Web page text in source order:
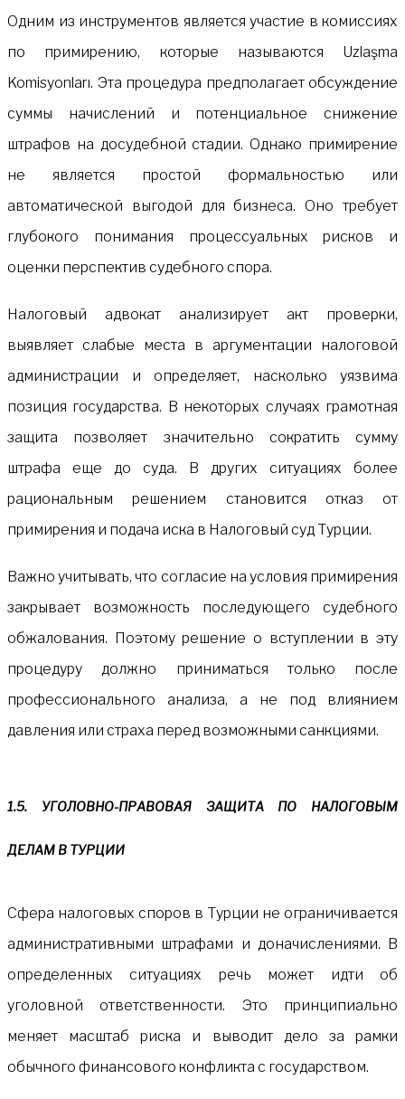
Одним из инструментов является участие в комиссиях
по примирению, которые называются Uzlaşma
Komisyonları. Эта процедура предполагает обсуждение
суммы начислений и потенциальное снижение
штрафов на досудебной стадии. Однако примирение
не является простой формальностью или
автоматической выгодой для бизнеса. Оно требует
глубокого понимания процессуальных рисков и
оценки перспектив судебного спора.
Налоговый адвокат анализирует акт проверки,
выявляет слабые места в аргументации налоговой
администрации и определяет, насколько уязвима
позиция государства. В некоторых случаях грамотная
защита позволяет значительно сократить сумму
штрафа еще до суда. В других ситуациях более
рациональным решением становится отказ от
примирения и подача иска в Налоговый суд Турции.
Важно учитывать, что согласие на условия примирения
закрывает возможность последующего судебного
обжалования. Поэтому решение о вступлении в эту
процедуру должно приниматься только после
профессионального анализа, а не под влиянием
давления или страха перед возможными санкциями.
1.5. УГОЛОВНО-ПРАВОВАЯ ЗАЩИТА ПО НАЛОГОВЫМ
ДЕЛАМ В ТУРЦИИ
Сфера налоговых споров в Турции не ограничивается
административными штрафами и доначислениями. В
определенных ситуациях речь может идти об
уголовной ответственности. Это принципиально
меняет масштаб риска и выводит дело за рамки
обычного финансового конфликта с государством.